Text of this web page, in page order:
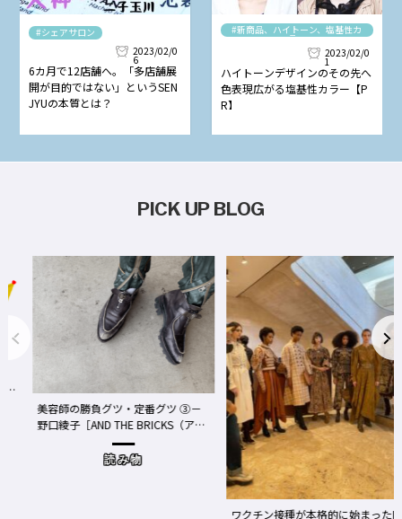
#シェアサロン
2023/02/0
6
6カ月で12店舗へ。「多店舗展
開が目的ではない」というSEN
JYUの本質とは？
#新商品、ハイトーン、塩基性カ
ラー
2023/02/0
1
ハイトーンデザインのその先へ
色表現広がる塩基性カラー【P
R】
PICK UP BLOG
美容師の勝負グツ・定番グツ ③－
野口綾子［AND THE BRICKS（アン
ドザブリックス）／神奈川県鎌倉
読み物
ワクチン接種が本格的に始まったN